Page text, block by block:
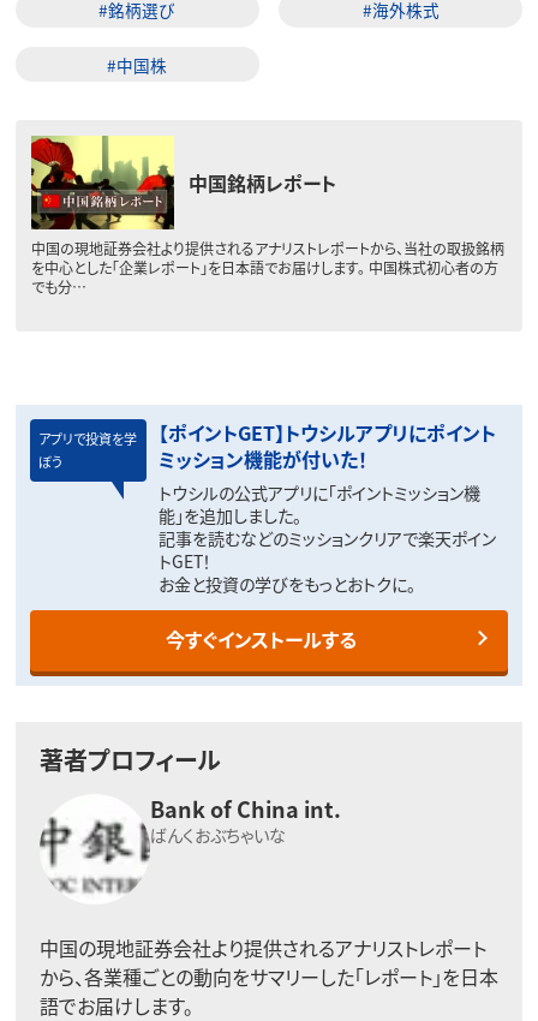
#銘柄選び #海外株式
#中国株
中国銘柄レポート
中国の現地証券会社より提供されるアナリストレポートから、当社の取扱銘柄
を中心とした「企業レポート」を日本語でお届けします。 中国株式初心者の方
でも分…
アプリで投資を学
ぼう
【ポイントGET】トウシルアプリにポイント
ミッション機能が付いた！
トウシルの公式アプリに「ポイントミッション機
能」を追加しました。
記事を読むなどのミッションクリアで楽天ポイン
トGET！
お金と投資の学びをもっとおトクに。
今すぐインストールする
著者プロフィール
Bank of China int.
ばんくおぶちゃいな
中国の現地証券会社より提供されるアナリストレポート
から、各業種ごとの動向をサマリーした「レポート」を日本
語でお届けします。